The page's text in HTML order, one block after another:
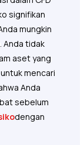
signifikan
mungkin
Anda tidak
aset yang
mencari
Anda
sebelum
dengan